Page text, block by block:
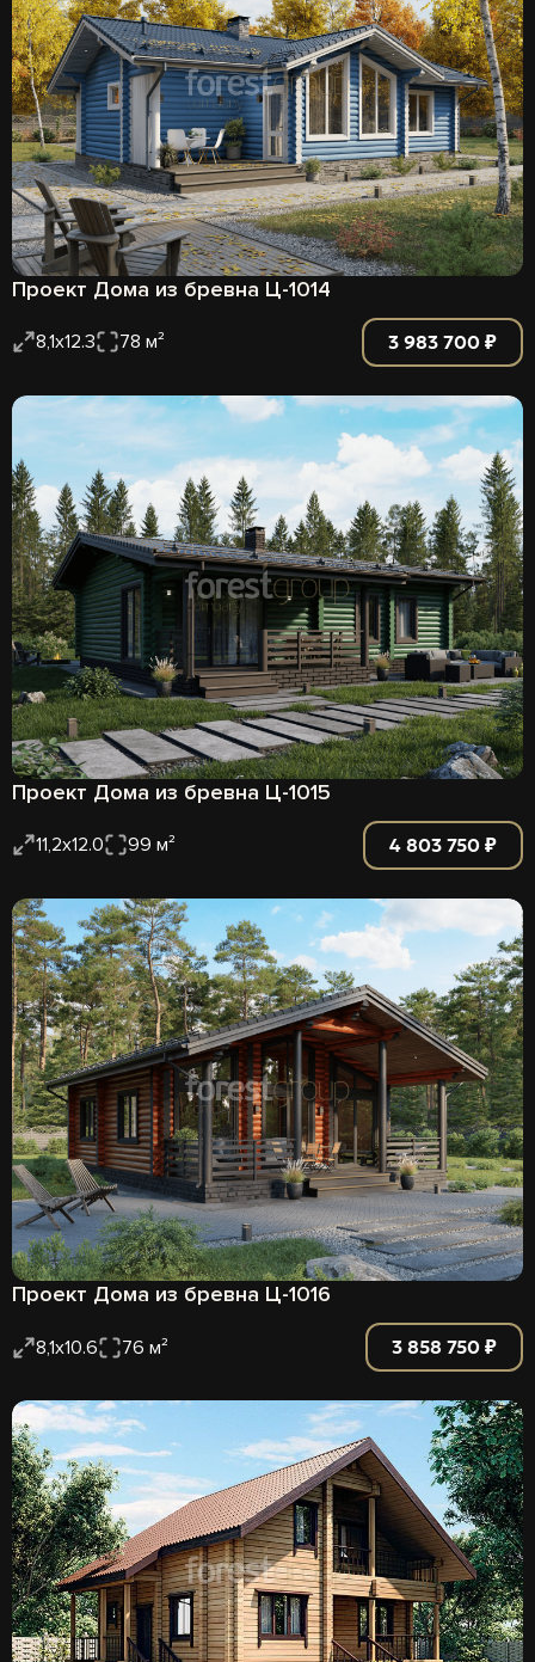
Проект Дома из бревна Ц-1014
8,1х12.3 78 м² 3 983 700 ₽
Проект Дома из бревна Ц-1015
11,2х12.0 99 м² 4 803 750 ₽
Проект Дома из бревна Ц-1016
8,1х10.6 76 м² 3 858 750 ₽